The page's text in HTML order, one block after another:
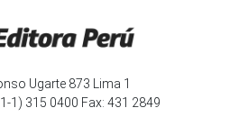
Ugarte 873 Lima 1
1) 315 0400 Fax: 431 2849